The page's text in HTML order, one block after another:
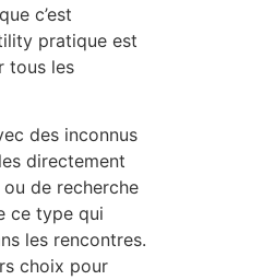
c’est
pratique est
tous les
des inconnus
directement
de recherche
ce type qui
les rencontres.
choix pour